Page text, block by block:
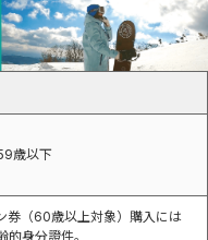
歳以下
券（60歳以上対象）購入には
身分證件。